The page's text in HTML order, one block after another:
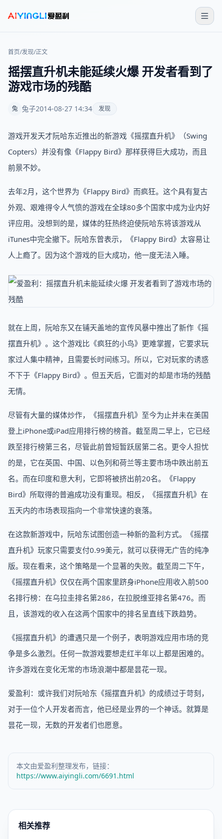
首页/发现/正文
摇摆直升机未能延续火爆 开发者看到了
游戏市场的残酷
兔 兔子2014-08-27 14:34 发现
游戏开发天才阮哈东近推出的新游戏《摇摆直升机》（Swing
Copters）并没有像《Flappy Bird》那样获得巨大成功，而且
前景不妙。
去年2月，这个世界为《Flappy Bird》而疯狂。这个具有复古
外观、艰难得令人气愤的游戏在全球80多个国家中成为业内好
评应用。没想到的是，媒体的狂热终迫使阮哈东将该游戏从
iTunes中完全撤下。阮哈东曾表示，《Flappy Bird》太容易让
人上瘾了。因为这个游戏的巨大成功，他一度无法入睡。
就在上周，阮哈东又在铺天盖地的宣传风暴中推出了新作《摇
摆直升机》。这个游戏比《疯狂的小鸟》更难掌握，它要求玩
家过人集中精神，且需要长时间练习。所以，它对玩家的诱惑
不下于《Flappy Bird》。但五天后，它面对的却是市场的残酷
无情。
尽管有大量的媒体炒作，《摇摆直升机》至今为止并未在美国
登上iPhone或iPad应用排行榜的榜首。截至周二早上，它已经
跌至排行榜第三名，尽管此前曾短暂跃居第二名。更令人担忧
的是，它在英国、中国、以色列和荷兰等主要市场中跌出前五
名。而在印度和意大利，它即将被挤出前20名。《Flappy
Bird》所取得的普遍成功没有重现。相反，《摇摆直升机》在
五天内的市场表现指向一个非常快速的衰落。
在这款新游戏中，阮哈东试图创造一种新的盈利方式。《摇摆
直升机》玩家只需要支付0.99美元，就可以获得无广告的纯净
版。现在看来，这个策略是一个显著的失败。截至周二下午，
《摇摆直升机》仅仅在两个国家里跻身iPhone应用收入前500
名排行榜：在乌拉圭排名第286，在拉脱维亚排名第476。而
且，该游戏的收入在这两个国家中的排名呈直线下跌趋势。
《摇摆直升机》的遭遇只是一个例子，表明游戏应用市场的竞
争是多么激烈。任何一款游戏要想走红半年以上都是困难的。
许多游戏在变化无常的市场浪潮中都是昙花一现。
爱盈利：或许我们对阮哈东《摇摆直升机》的成绩过于苛刻，
对于一位个人开发者而言，他已经是业界的一个神话。就算是
昙花一现，无数的开发者们也愿意。
本文由爱盈利整理发布，链接：
https://www.aiyingli.com/6691.html
相关推荐